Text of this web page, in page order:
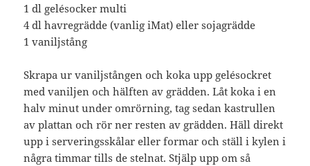
1 dl gelésocker multi
4 dl havregrädde (vanlig iMat) eller sojagrädde
1 vaniljstång
Skrapa ur vaniljstången och koka upp gelésockret
med vaniljen och hälften av grädden. Låt koka i en
halv minut under omrörning, tag sedan kastrullen
av plattan och rör ner resten av grädden. Häll direkt
upp i serveringsskålar eller formar och ställ i kylen i
några timmar tills de stelnat. Stjälp upp om så